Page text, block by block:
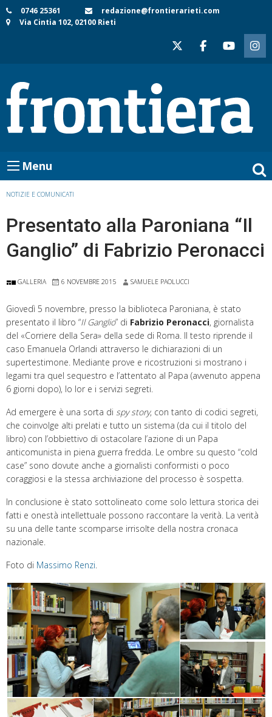
Skip
to
0746 25361
redazione@frontierarieti.com
Via Cintia 102, 02100 Rieti
Menu
NOTIZIE E COMUNICATI
Presentato alla Paroniana “Il
Ganglio” di Fabrizio Peronacci
GALLERIA 6 NOVEMBRE 2015 SAMUELE PAOLUCCI
Giovedì 5 novembre, presso la biblioteca Paroniana, è stato
presentato il libro “Il Ganglio” di Fabrizio Peronacci, giornalista
del «Corriere della Sera» della sede di Roma. Il testo riprende il
caso Emanuela Orlandi attraverso le dichiarazioni di un
supertestimone. Mediante prove e ricostruzioni si mostrano i
legami tra quel sequestro e l’attentato al Papa (avvenuto appena
6 giorni dopo), lo Ior e i servizi segreti.
Ad emergere è una sorta di spy story, con tanto di codici segreti,
che coinvolge alti prelati e tutto un sistema (da cui il titolo del
libro) con l’obbiettivo di ostacolare l’azione di un Papa
anticomunista in piena guerra fredda. Le ombre su questo “cold
case” sono dovute anche a giornalisti conformisti o poco
coraggiosi e la stessa archiviazione del processo è sospetta.
In conclusione è stato sottolineato come solo lettura storica dei
fatti e onestà intellettuale possono raccontare la verità. La verità
su una delle tante scomparse irrisolte della nostra cronaca
nazionale.
Foto di Massimo Renzi